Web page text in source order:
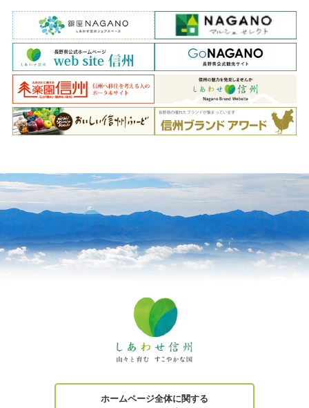
ホームページ全体に関する